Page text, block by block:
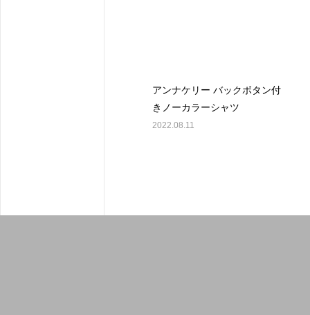
アンナケリー バックボタン付
きノーカラーシャツ
2022.08.11